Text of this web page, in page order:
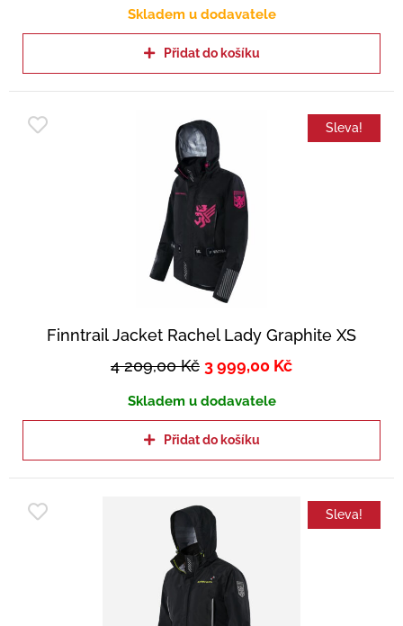
Skladem u dodavatele
Přidat do košíku
Sleva!
Finntrail Jacket Rachel Lady Graphite XS
4 209,00Kč 3 999,00 Kč
Skladem u dodavatele
Přidat do košíku
Sleva!